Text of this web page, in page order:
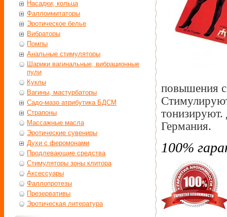
повышения
Германия.
100%
Насадки, кольца
Фаллоимитаторы
Эротическое белье
Вибраторы
Помпы
Анальные стимуляторы
Шарики вагинальные, вибрационные
пули
Куклы
Вагины, мастурбаторы
Садо-мазо атрибутика БДСМ
Страпоны
Массажные масла
Эротические сувениры
Духи с феромонами
Продлевающие средства
Стимуляторы зоны клитора
Аксессуары
Фаллопротезы
Презервативы
Эротическая литература